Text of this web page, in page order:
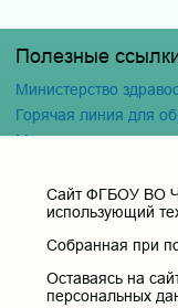
Полезные
Министерство
Горячая линия для
Министерство науки
Единая коллекция
ФГБОУ ВО
Cайт ФГБОУ ВО
использующий
Собранная при
Оставаясь на
персональных